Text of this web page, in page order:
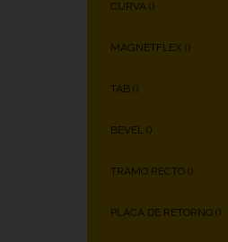
CURVA ()
MAGNETFLEX ()
TAB ()
BEVEL ()
TRAMO RECTO ()
PLACA DE RETORNO ()